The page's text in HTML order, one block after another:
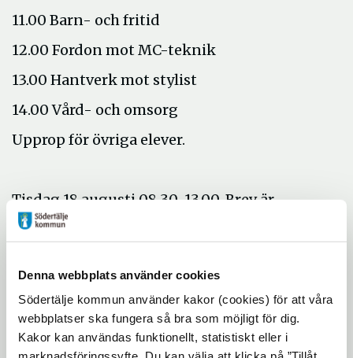
Denna webbplats använder cookies
Södertälje kommun använder kakor (cookies) för att våra
webbplatser ska fungera så bra som möjligt för dig.
Kakor kan användas funktionellt, statistiskt eller i
11.00 Barn- och fritid
12.00 Fordon mot MC-teknik
13.00 Hantverk mot stylist
14.00 Vård- och omsorg
Upprop för övriga elever.
Tisdag 18 augusti 08.30-13.00. Brev är
hemskickade.
08.30 1a
09.00 1b
09.30 2b